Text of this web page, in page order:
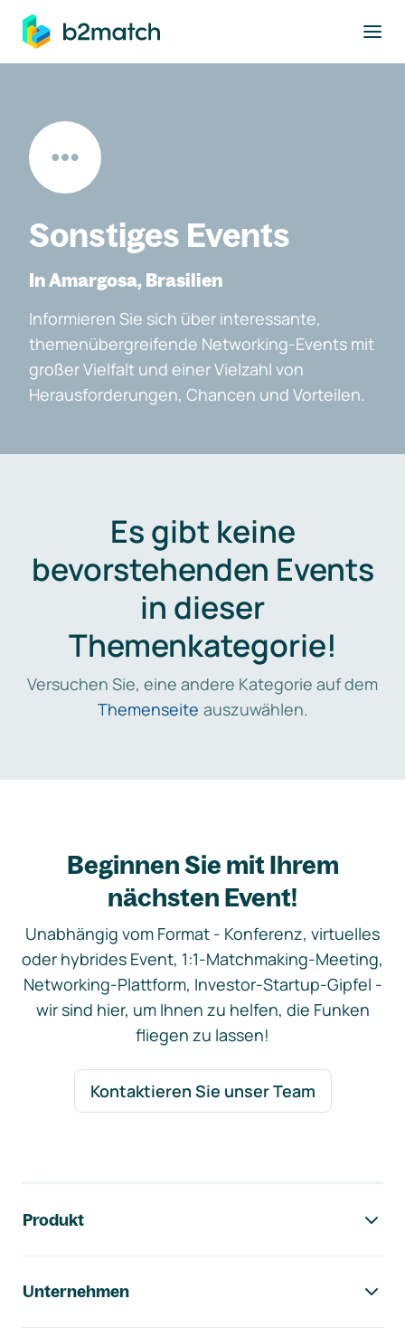
springen
Sonstiges Events
In Amargosa, Brasilien
Informieren Sie sich über interessante,
themenübergreifende Networking-Events mit
großer Vielfalt und einer Vielzahl von
Herausforderungen, Chancen und Vorteilen.
Es gibt keine
bevorstehenden Events
in dieser
Themenkategorie!
Versuchen Sie, eine andere Kategorie auf dem
Themenseite auszuwählen.
Beginnen Sie mit Ihrem
nächsten Event!
Unabhängig vom Format - Konferenz, virtuelles
oder hybrides Event, 1:1-Matchmaking-Meeting,
Networking-Plattform, Investor-Startup-Gipfel -
wir sind hier, um Ihnen zu helfen, die Funken
fliegen zu lassen!
Kontaktieren Sie unser Team
Produkt
Unternehmen